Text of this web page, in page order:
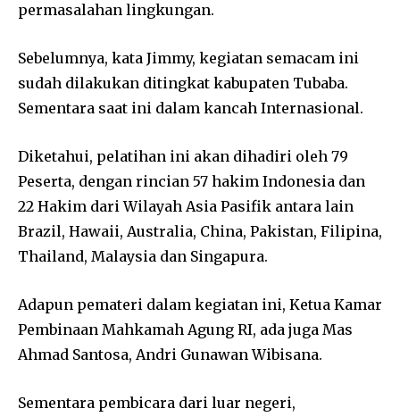
permasalahan lingkungan.
Sebelumnya, kata Jimmy, kegiatan semacam ini
sudah dilakukan ditingkat kabupaten Tubaba.
Sementara saat ini dalam kancah Internasional.
Diketahui, pelatihan ini akan dihadiri oleh 79
Peserta, dengan rincian 57 hakim Indonesia dan
22 Hakim dari Wilayah Asia Pasifik antara lain
Brazil, Hawaii, Australia, China, Pakistan, Filipina,
Thailand, Malaysia dan Singapura.
Adapun pemateri dalam kegiatan ini, Ketua Kamar
Pembinaan Mahkamah Agung RI, ada juga Mas
Ahmad Santosa, Andri Gunawan Wibisana.
Sementara pembicara dari luar negeri,